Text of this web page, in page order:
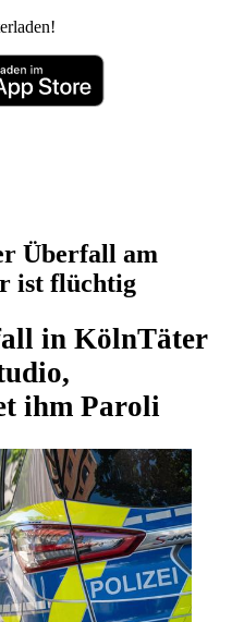
Überfall am
ist flüchtig
in KölnTäter
ihm Paroli